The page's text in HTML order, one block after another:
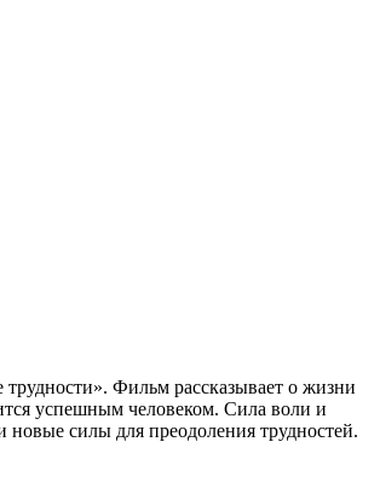
Фильм рассказывает о жизни
успешным человеком. Сила воли и
силы для преодоления трудностей.